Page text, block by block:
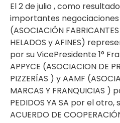
El 2 de julio , como
importantes negociaciones
(ASOCIACIÓN
HELADOS y AFINES)
por su VicePresidente 1°
APPYCE (ASOCIACION DE
PIZZERÍAS ) y AAMF
MARCAS Y FRANQUICIAS
PEDIDOS YA SA por el
ACUERDO DE